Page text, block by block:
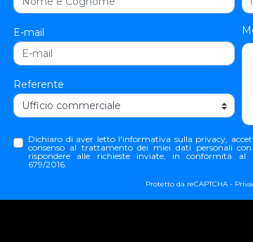
E-mail
Referente
Dichiaro di aver letto l'informativa sulla privacy,
consenso al trattamento dei miei dati personali
rispondere alle richieste inviate, in conformità al
679/2016.
Protetto da reCAPTCHA -